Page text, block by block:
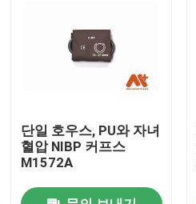
참을성 있는 모니터 케이블
재사용 가능한 spo2 센서
단일 호우스, PU와 자녀
혈압 NIBP 커프스
M1572A